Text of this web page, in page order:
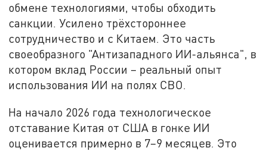
обмене технологиями, чтобы обходить
санкции. Усилено трёхстороннее
сотрудничество и с Китаем. Это часть
своеобразного "Антизападного ИИ-альянса", в
котором вклад России – реальный опыт
использования ИИ на полях СВО.
На начало 2026 года технологическое
отставание Китая от США в гонке ИИ
оценивается примерно в 7–9 месяцев. Это